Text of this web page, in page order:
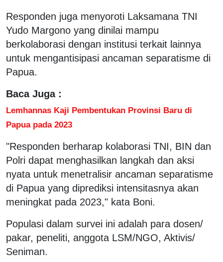
Responden juga menyoroti Laksamana TNI
Yudo Margono yang dinilai mampu
berkolaborasi dengan institusi terkait lainnya
untuk mengantisipasi ancaman separatisme di
Papua.
Baca Juga :
Lemhannas Kaji Pembentukan Provinsi Baru di
Papua pada 2023
"Responden berharap kolaborasi TNI, BIN dan
Polri dapat menghasilkan langkah dan aksi
nyata untuk menetralisir ancaman separatisme
di Papua yang diprediksi intensitasnya akan
meningkat pada 2023," kata Boni.
Populasi dalam survei ini adalah para dosen/
pakar, peneliti, anggota LSM/NGO, Aktivis/
Seniman.